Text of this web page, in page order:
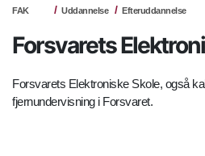
FAK Uddannelse Efteruddannelse
Forsvarets
Forsvarets Elektroniske Skole, også
fjernundervisning i Forsvaret.